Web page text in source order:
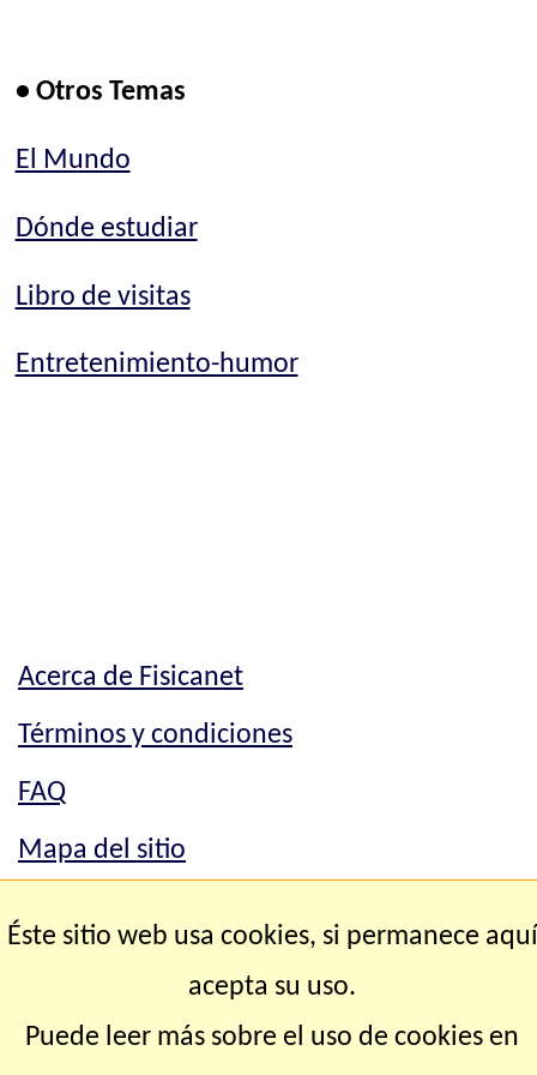
• Otros Temas
El Mundo
Dónde estudiar
Libro de visitas
Entretenimiento-humor
Acerca de Fisicanet
Términos y condiciones
FAQ
Mapa del sitio
Copyright © 2.000-2.028 Fisicanet ® Todos los
Éste sitio web usa cookies, si permanece aquí
acepta su uso.
Puede leer más sobre el uso de cookies en